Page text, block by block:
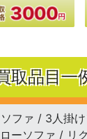
取品目一
ファ / 3人掛
ーソファ / リ